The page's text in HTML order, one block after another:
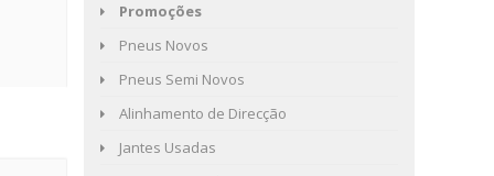
Promoções
Pneus Novos
Pneus Semi Novos
Alinhamento de Direcção
Jantes Usadas